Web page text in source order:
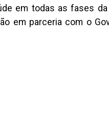
em todas as fases da
em parceria com o